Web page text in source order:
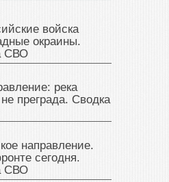
войска
окраины.
СВО
река
преграда. Сводка
направление.
сегодня.
СВО